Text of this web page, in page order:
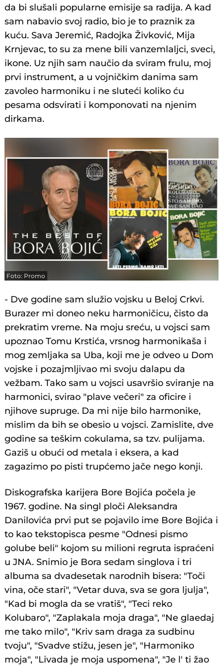
da bi slušali popularne emisije sa radija. A kad
sam nabavio svoj radio, bio je to praznik za
kuću. Sava Jeremić, Radojka Živković, Mija
Krnjevac, to su za mene bili vanzemlaljci, sveci,
ikone. Uz njih sam naučio da sviram frulu, moj
prvi instrument, a u vojničkim danima sam
zavoleo harmoniku i ne sluteći koliko ću
pesama odsvirati i komponovati na njenim
dirkama.
Foto: Promo
- Dve godine sam služio vojsku u Beloj Crkvi.
Burazer mi doneo neku harmoničicu, čisto da
prekratim vreme. Na moju sreću, u vojsci sam
upoznao Tomu Krstića, vrsnog harmonikaša i
mog zemljaka sa Uba, koji me je odveo u Dom
vojske i pozajmljivao mi svoju dalapu da
vežbam. Tako sam u vojsci usavršio sviranje na
harmonici, svirao "plave večeri" za oficire i
njihove supruge. Da mi nije bilo harmonike,
mislim da bih se obesio u vojsci. Zamislite, dve
godine sa teškim cokulama, sa tzv. pulijama.
Gaziš u obući od metala i eksera, a kad
zagazimo po pisti trupćemo jače nego konji.
Diskografska karijera Bore Bojića počela je
1967. godine. Na singl ploči Aleksandra
Danilovića prvi put se pojavilo ime Bore Bojića i
to kao tekstopisca pesme "Odnesi pismo
golube beli" kojom su milioni regruta ispraćeni
u JNA. Snimio je Bora sedam singlova i tri
albuma sa dvadesetak narodnih bisera: "Toči
vina, oče stari", "Vetar duva, sva se gora ljulja",
"Kad bi mogla da se vratiš", "Teci reko
Kolubaro", "Zaplakala moja draga", "Ne glaedaj
me tako milo", "Kriv sam draga za sudbinu
tvoju", "Svadve stižu, jesen je", "Harmoniko
moja", "Livada je moja uspomena", "Je l' ti žao